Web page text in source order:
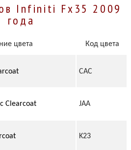
Infiniti Fx35 2009
года
цвета Код цвета
CAC
Clearcoat JAA
K23